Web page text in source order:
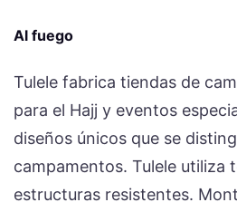
Al fuego
Tulele fabrica tiendas de
para el Hajj y eventos
diseños únicos que se
campamentos. Tulele utiliza
estructuras resistentes.